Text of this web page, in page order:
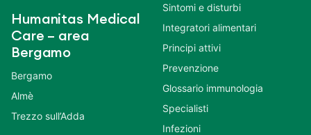
Humanitas Medical
Care – area
Bergamo
Bergamo
Almè
Trezzo sull’Adda
Sintomi e disturbi
Integratori alimentari
Principi attivi
Prevenzione
Glossario immunologia
Specialisti
Infezioni